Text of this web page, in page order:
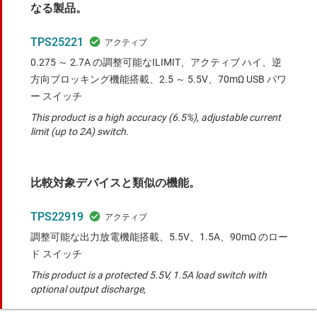
なる製品。
TPS25221
0.275 ～ 2.7A の調整可能なILIMIT、アクティブ ハイ、逆
方向ブロッキング機能搭載、2.5 ～ 5.5V、70mΩ USB パワ
ー スイッチ
This product is a high accuracy (6.5%), adjustable current
limit (up to 2A) switch.
比較対象デバイスと類似の機能。
TPS22919
調整可能な出力放電機能搭載、5.5V、1.5A、90mΩ のロー
ド スイッチ
This product is a protected 5.5V, 1.5A load switch with
optional output discharge,